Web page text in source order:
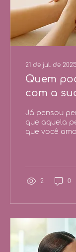
21 de jul. de 2025
Quem
com a
Já pensou
que aquela
que você
disponível (e
realmente...
2 0